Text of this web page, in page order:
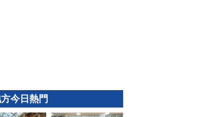
今日熱門